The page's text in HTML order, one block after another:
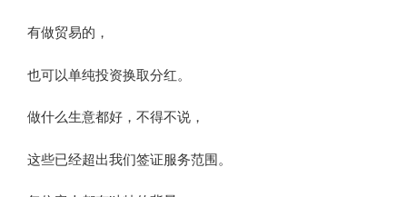
有做贸易的，​
也可以单纯投资换取分红。
做什么生意都好，不得不说，
这些已经超出我们签证服务范围。